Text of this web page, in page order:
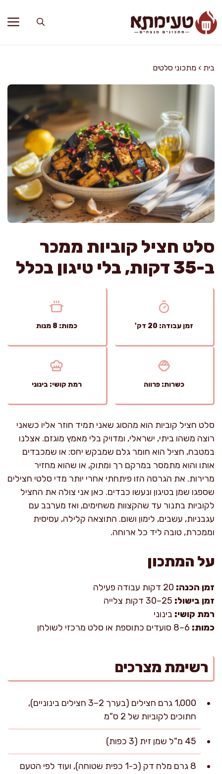
לתוכן
בית › מתכוני סלטים
סלט חציל קוביות ממכר
ב-35 דקות, בלי טיגון בכלל
זמן עבודה: 20 דק' כמות: 8 מנות
כשרות: פרווה רמת קושי: בינוני
סלט חציל קוביות הוא מהסוג שאני תמיד חוזר אליו כשאני
רוצה משהו ביתי, ישראלי, ומדויק בלי מאמץ מוגזם. אצלנו
במטבח, חציל הוא חומר גלם שמבקש יחס: או שמכבדים
אותו והוא מתמסר במרקם רך ומתוק, או שהוא מחזיר
מרירות. את הגרסה הזו פיתחתי אחרי יותר מדי סלטי חצילים
שספגו שמן בטיגון ונעשו כבדים. כאן אני צולה את החציל
לקוביות בתנור עד שהקצוות משחימים, ואז מערבב עם
עגבניות, עשבים, לימון ושום. התוצאה קלילה, עסיסית
וממכרת, טובה ליד כל ארוחה.
על המתכון
זמן הכנה:
זמן בישול:
רמת קושי: בינוני
כמות:
רשימת מצרכים
1,000 גרם חצילים (בערך 2–3 חצילים בינוניים),
חתוכים לקוביות של 2 ס"מ
45 מ"ל שמן זית (3 כפות)
8 גרם מלח דק (כ-1 כפית שטוחה), ועוד לפי הטעם